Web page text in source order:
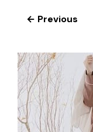
← Previous